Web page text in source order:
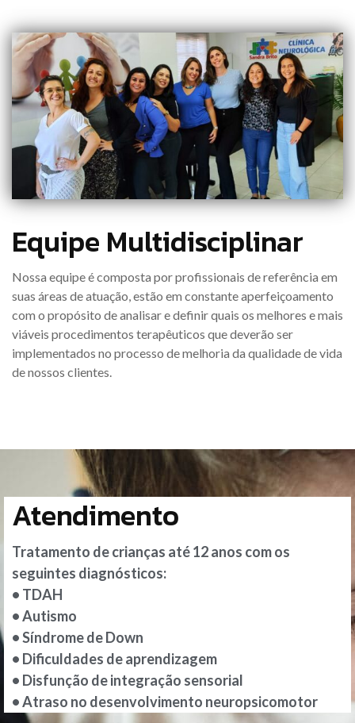
Equipe Multidisciplinar
Nossa equipe é composta por profissionais de referência em
suas áreas de atuação, estão em constante aperfeiçoamento
com o propósito de analisar e definir quais os melhores e mais
viáveis procedimentos terapêuticos que deverão ser
implementados no processo de melhoria da qualidade de vida
de nossos clientes.
Atendimento
Tratamento de crianças até 12 anos com os
seguintes diagnósticos:
• TDAH
• Autismo
• Síndrome de Down
• Dificuldades de aprendizagem
• Disfunção de integração sensorial
• Atraso no desenvolvimento neuropsicomotor